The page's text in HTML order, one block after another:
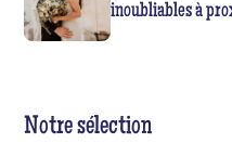
inoubliables à
Notre sélection